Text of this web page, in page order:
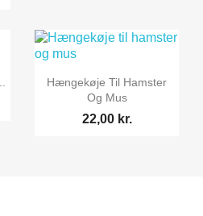
 Vis her
Hængekøje Til Hamster
Og Mus
22,00 kr.